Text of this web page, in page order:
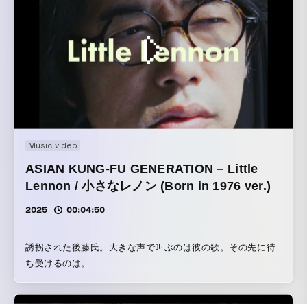
Music video
ASIAN KUNG-FU GENERATION – Little
Lennon / 小さなレノン (Born in 1976 ver.)
2025 00:04:50
誘拐された後藤氏。大きな声で叫ぶのは彼の歌。その先に待
ち受けるのは。